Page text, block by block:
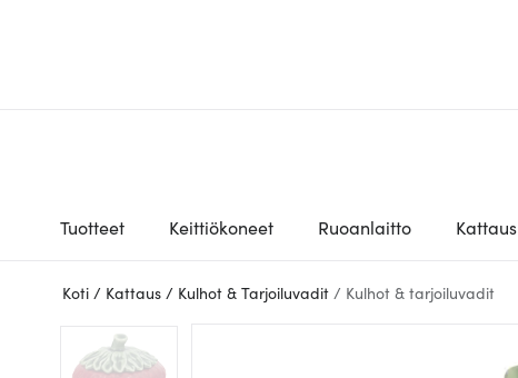
Tuotteet Keittiökoneet Ruoanlaitto Kattaus
Koti / Kattaus / Kulhot & Tarjoiluvadit / Kulhot & tarjoiluvadit